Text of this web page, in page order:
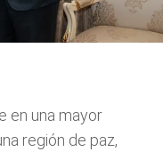
en una mayor
región de paz,